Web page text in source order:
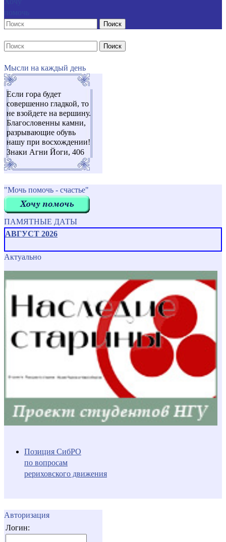
Поиск
Поиск
Мысли на каждый день
Если гора будет
совершенно гладкой, то
не взойдете на вершину.
Благословенны камни,
разрывающие обувь
нашу при восхождении!
Знаки Агни Йоги, 406
"Мочь помочь - счастье"
ПАМЯТНЫЕ ДАТЫ
АВГУСТ 2026
Актуально
Позиция СибРО
по вопросам
рериховского движения
Авторизация
Логин: